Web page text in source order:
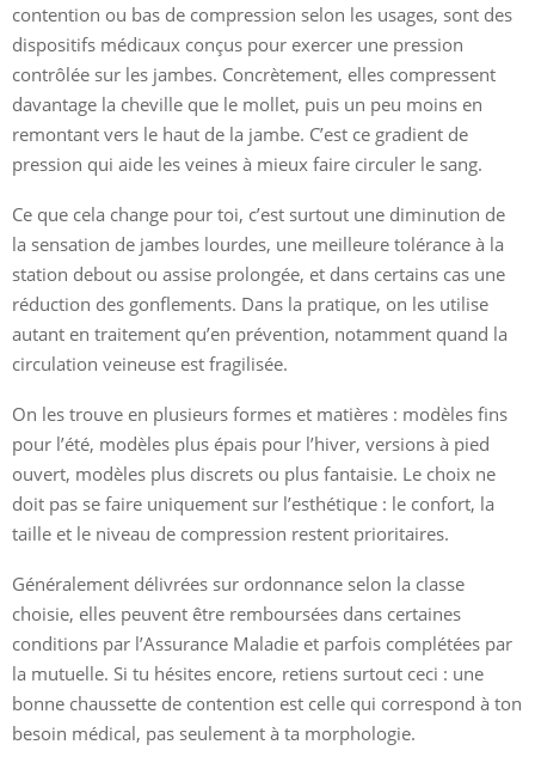
contention ou bas de compression selon les usages, sont des
dispositifs médicaux conçus pour exercer une pression
contrôlée sur les jambes. Concrètement, elles compressent
davantage la cheville que le mollet, puis un peu moins en
remontant vers le haut de la jambe. C’est ce gradient de
pression qui aide les veines à mieux faire circuler le sang.
Ce que cela change pour toi, c’est surtout une diminution de
la sensation de jambes lourdes, une meilleure tolérance à la
station debout ou assise prolongée, et dans certains cas une
réduction des gonflements. Dans la pratique, on les utilise
autant en traitement qu’en prévention, notamment quand la
circulation veineuse est fragilisée.
On les trouve en plusieurs formes et matières : modèles fins
pour l’été, modèles plus épais pour l’hiver, versions à pied
ouvert, modèles plus discrets ou plus fantaisie. Le choix ne
doit pas se faire uniquement sur l’esthétique : le confort, la
taille et le niveau de compression restent prioritaires.
Généralement délivrées sur ordonnance selon la classe
choisie, elles peuvent être remboursées dans certaines
conditions par l’Assurance Maladie et parfois complétées par
la mutuelle. Si tu hésites encore, retiens surtout ceci : une
bonne chaussette de contention est celle qui correspond à ton
besoin médical, pas seulement à ta morphologie.